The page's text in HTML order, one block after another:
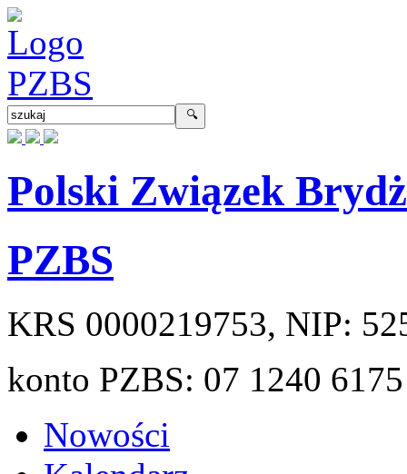
Polski Związek
PZBS
KRS 0000219753, NIP:
konto PZBS: 07 1240
Nowości